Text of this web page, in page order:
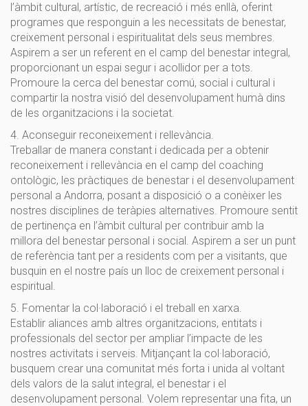
l’àmbit cultural, artístic, de recreació i més enllà, oferint
programes que responguin a les necessitats de benestar,
creixement personal i espiritualitat dels seus membres.
Aspirem a ser un referent en el camp del benestar integral,
proporcionant un espai segur i acollidor per a tots.
Promoure la cerca del benestar comú, social i cultural i
compartir la nostra visió del desenvolupament humà dins
de les organitzacions i la societat.
4. Aconseguir reconeixement i rellevància.
Treballar de manera constant i dedicada per a obtenir
reconeixement i rellevància en el camp del coaching
ontològic, les pràctiques de benestar i el desenvolupament
personal a Andorra, posant a disposició o a conèixer les
nostres disciplines de teràpies alternatives. Promoure sentit
de pertinença en l’àmbit cultural per contribuir amb la
millora del benestar personal i social. Aspirem a ser un punt
de referència tant per a residents com per a visitants, que
busquin en el nostre país un lloc de creixement personal i
espiritual.
5. Fomentar la col·laboració i el treball en xarxa.
Establir aliances amb altres organitzacions, entitats i
professionals del sector per ampliar l’impacte de les
nostres activitats i serveis. Mitjançant la col·laboració,
busquem crear una comunitat més forta i unida al voltant
dels valors de la salut integral, el benestar i el
desenvolupament personal. Volem representar una fita, un